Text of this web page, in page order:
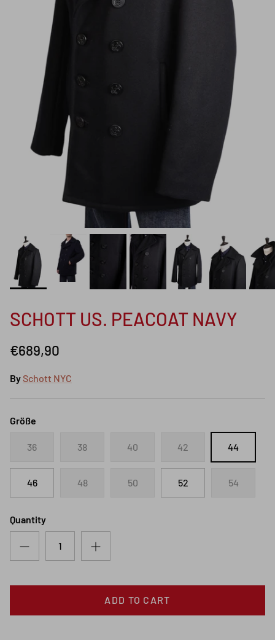
SCHOTT US. PEACOAT NAVY
€689,90
By Schott NYC
Größe
36 38 40 42 44
46 48 50 52 54
Quantity
ADD TO CART